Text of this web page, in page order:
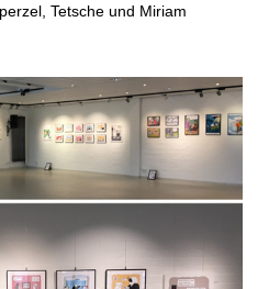
Tetsche und Miriam